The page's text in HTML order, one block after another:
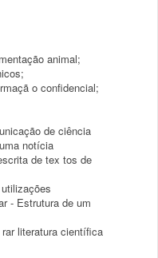
animal;
o confidencial;
de ciência
notícia
de tex tos de
- Estrutura de um
literatura científica